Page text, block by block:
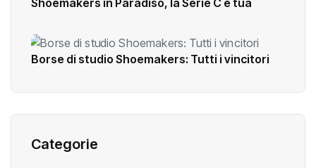
Borse di studio Shoemakers: Tutti i vincitori
Categorie